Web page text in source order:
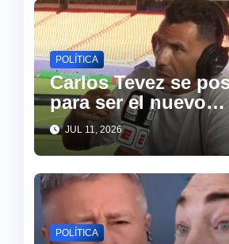
POLÍTICA
Carlos Tevez se
para ser el nuevo
presidente de
sorprendió a todos
JUL 11, 2026
POLÍTICA